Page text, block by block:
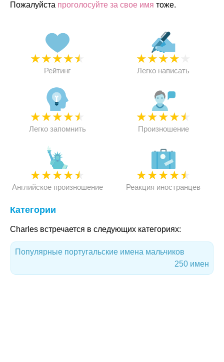
Пожалуйста проголосуйте за свое имя тоже.
★★★★★
Рейтинг
★★★★
Легко написать
★★★★★
Легко запомнить
★★★★★
Произношение
★★★★★
Английское произношение
★★★★★
Реакция иностранцев
Категории
Charles встречается в следующих категориях:
Популярные португальские имена мальчиков
250 имен